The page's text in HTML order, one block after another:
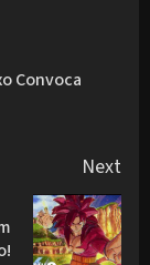
Convoca
Next